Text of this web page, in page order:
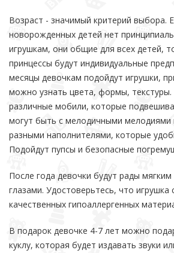
Возраст - значимый критерий выбора.
новорожденных детей нет
игрушкам, они общие для всех детей,
принцессы будут индивидуальные
месяцы девочкам подойдут игрушки,
можно узнать цвета, формы,
различные мобили, которые
могут быть с мелодичными мелодиями
разными наполнителями, которые
Подойдут пупсы и безопасные
После года девочки будут рады
глазами. Удостоверьтесь, что игрушка
качественных гипоаллергенных
В подарок девочке 4-7 лет можно
куклу, которая будет издавать звуки